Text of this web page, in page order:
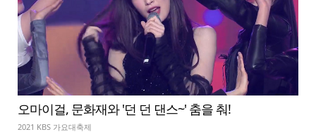
오마이걸, 문화재와 '던 던 댄스~' 춤을 춰!
2021 KBS 가요대축제